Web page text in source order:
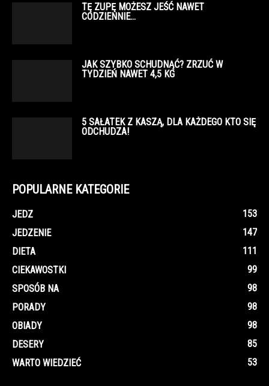
TĘ ZUPĘ MOŻESZ JEŚĆ NAWET
CODZIENNIE…
JAK SZYBKO SCHUDNĄĆ? ZRZUĆ W
TYDZIEŃ NAWET 4,5 KG
5 SAŁATEK Z KASZĄ, DLA KAŻDEGO KTO SIĘ
ODCHUDZA!
POPULARNE KATEGORIE
JEDZ
153
JEDZENIE
147
DIETA
111
CIEKAWOSTKI
99
SPOSÓB NA
98
PORADY
98
OBIADY
98
DESERY
85
WARTO WIEDZIEĆ
53